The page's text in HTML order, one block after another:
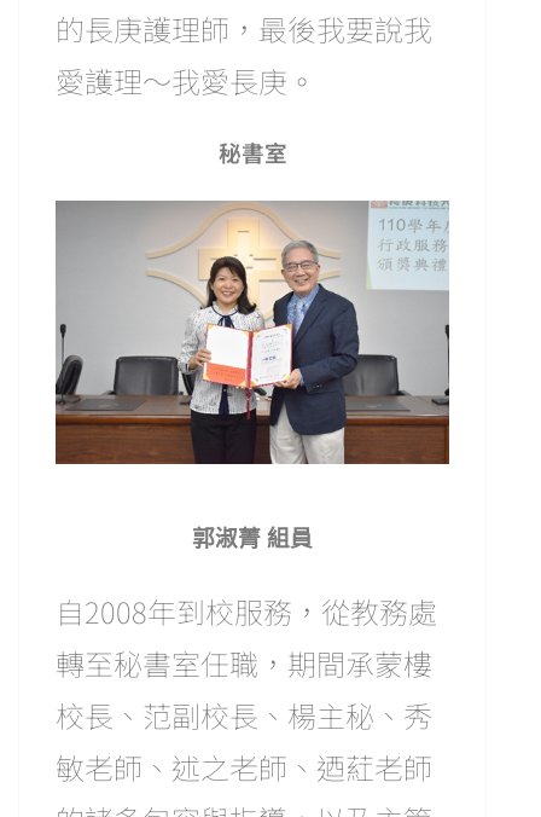
的長庚護理師，最後我要說我
愛護理～我愛長庚。
秘書室
郭淑菁 組員
自2008年到校服務，從教務處
轉至秘書室任職，期間承蒙樓
校長、范副校長、楊主秘、秀
敏老師、述之老師、迺葒老師